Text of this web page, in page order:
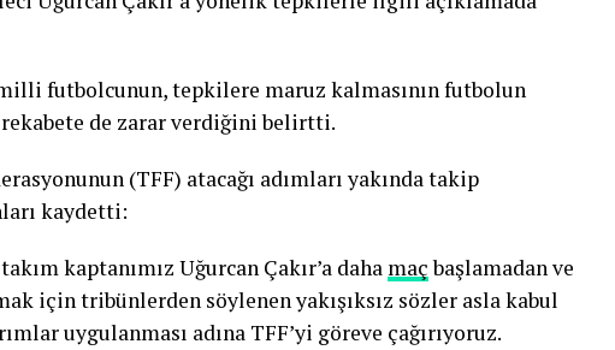
milli futbolcunun, tepkilere maruz kalmasının futbolun
de zarar verdiğini belirtti.
(TFF) atacağı adımları yakında takip
kaydetti:
kaptanımız Uğurcan Çakır’a daha maçbaşlamadan ve
için tribünlerden söylenen yakışıksız sözler asla kabul
uygulanması adına TFF’yi göreve çağırıyoruz.